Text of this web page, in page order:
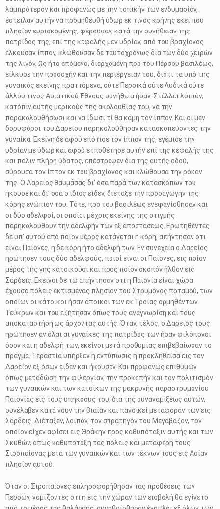
λαμπρότερον και προφανώς με την τοπικήν των ενδυμασίαν,
έστειλαν αυτήν να προμηθευθή ύδωρ εκ τινος κρήνης εκεί που
πλησίον ευρισκομένης, φέρουσαν, κατά την συνήθειαν της
πατρίδος της, επί της κεφαλής μεν υδρίαν, από του βραχίονος
έλκουσαν ίππον, κλώθουσαν δε ταυτοχρόνως δια των δύο χειρών
της λινόν. Ως ήτο επόμενο, διερχομένη προ του Πέρσου βασιλέως,
είλκυσε την προσοχήν και την περιέργειαν του, διότι τα υπό της
γυναικός εκείνης πραττόμενα, ούτε Περσικά ούτε Λυδικά ούτε
άλλου τινος Ασιατικού Έθνους συνήθεια ήσαν. Στέλλει λοιπόν,
κατόπιν αυτής μερικούς της ακολουθίας του, να την
παρακολουθήσωσι και να ίδωσι τί θα κάμη τον ίππον. Και οι μεν
δορυφόροι του Δαρείου παρηκολούθησαν κατασκοπεύοντες την
γυναίκα. Εκείνη δε αφού επότισε τον ίππον της, εγέμισε την
υδρίαν με ύδωρ και αφού ετποθέτησε αυτήν επί της κεφαλής της
και πάλιν πλήρη ύδατος, επέστρεψεν δια της αυτής οδού,
σύρουσα τον ίππον εκ του βραχίονος και κλώθουσα την ρόκαν
της. Ο Δαρείος θαυμάσας δι’ όσα παρά των κατασκόπων του
ήκουσε και δι’ όσα ο ίδιος είδεν, διέταξε την προσαγωγήν της
κόρης ενώπιον του. Τότε, προ του βασιλέως ενεφανίσθησαν και
οι δύο αδελφοί, οι οποίοι μέχρις εκείνης της στιγμής
παρηκολούθουν την αδελφήν των εξ αποστάσεως. Ερωτηθέντες
δε υπ’ αυτού από ποίον μέρος κατάγεται η κόρη, απήντησαν οτι
είναι Παίονες, η δε κόρη ήτο αδελφή των. Εν συνεχεία ο Δαρείος
ηρώτησεν τους δύο αδελφούς, ποιοί είναι οι Παίονες, εις ποίον
μέρος της γης κατοικούσι και προς ποίον σκοπόν ήλθον εις
Σάρδεις. Εκείνοι δε τω απήντησαν οτι η Παιονία είναι χώρα
έχουσα πόλεις εκτισμένας πλησίον του Στρυμόνος ποταμού, των
οποίων οι κάτοικοι ήσαν άποικοι των εκ Τροίας ορμηθέντων
Τεύκρων και του εζήτησαν όπως τους αναγνωρίση και τους
αποκαταστήση ως άρχοντας αυτής. Όταν, τέλος, ο Δαρείος τους
ηρώτησεν αν όλαι αι γυναίκες της πατρίδος των ήσαν φιλόπονοι
όσον και η αδελφή των, εκείνοι μετά προθυμίας επιβεβαίωσαν το
πράγμα. Τεραστία υπήρξεν η εντύπωσις η προκληθείσα εις τον
Δαρείον εξ όσων είδεν και ήκουσεν. Και προφανώς επιθυμών
όπως μεταδώση την φιλεργίαν, την προκοπήν και τον πολιτισμόν
των γυναικών και των κατοίκων της μακρυνής παραστρυμονίου
Παιονίας εις τους υπηκόους του, δια της συναναμίξεως αυτών,
συνέλαβεν κατά νουν την βιαίαν και πανοικεί μεταφοράν των εις
Σάρδεις. Διέταξεν, λοιπόν, τον στρατηγόν του Μεγάβαζον, τον
οποίον είχεν αφίσει εις Θράκην προς καθυπόταξιν αυτής και των
Σκυθών, όπως καθυποτάξη τας πόλεις και μεταφέρη τους
Σιροπαίονας μετά των γυναικών και των τέκνων τους εις Ασίαν
πλησίον αυτού.
Όταν οι Σιροπαίονες επληροφορήθησαν τας προθέσεις των
Περσών, νομίζοντες οτι η εις την χώραν των εισβολή θα εγίνετο